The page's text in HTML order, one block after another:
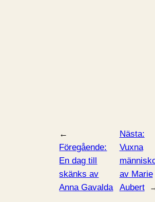
←
Föregående:
En dag till
skänks av
Anna Gavalda
Nästa:
Vuxna
av Marie
Aubert